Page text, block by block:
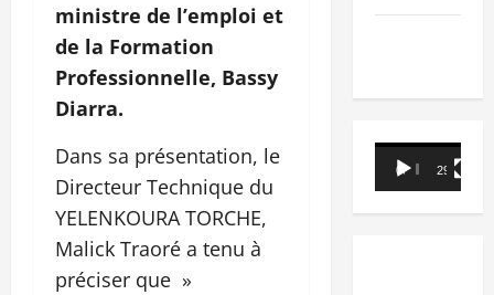
ministre de l’emploi et
de la Formation
Professionnelle, Bassy
Diarra.
Dans sa présentation, le
Directeur Technique du
YELENKOURA TORCHE,
Malick Traoré a tenu à
préciser que »
Lecteur
vidéo
00:00 29:21